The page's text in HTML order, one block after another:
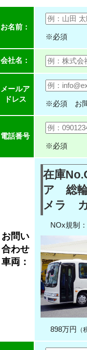
お名前：
※必須
会社名：
メールア
ドレス
※必須 お間
電話番号
※必須
お問い
合わせ
車両：
在庫
ア 総
メラ
NOx規制
898万円 （